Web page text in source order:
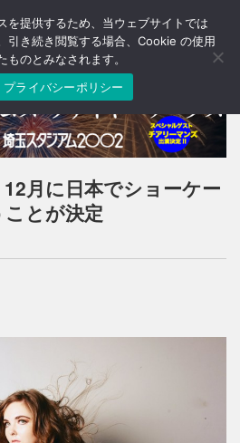
T
o
a
v
o
月に日本でショーケー
とが決定
を提供するため、当ウェブサイトでは
引き続き閲覧する場合、Cookie の使用
ものとみなされます。
プライバシーポリシー